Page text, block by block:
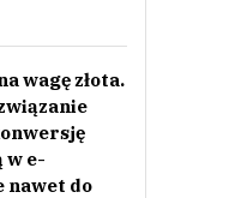
wagę złota.
w e-
nawet do